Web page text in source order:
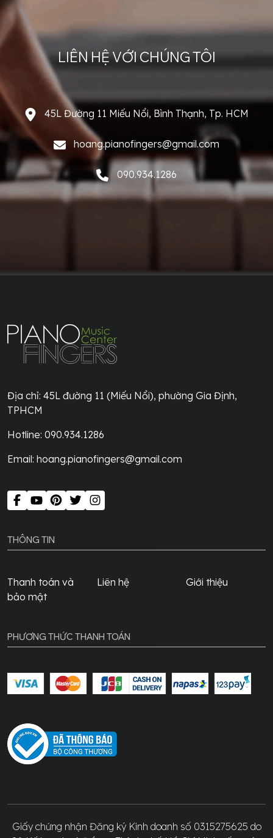
LIÊN HỆ VỚI CHÚNG TÔI
45L Đường 11 Miếu Nổi, Bình Thạnh, Tp. HCM
hoang.pianofingers@gmail.com
090.934.1286
Địa chỉ: 45L đường 11 (Miếu Nổi), phường Gia Định,
TPHCM
Hotline: 090.934.1286
Email: hoang.pianofingers@gmail.com
THÔNG TIN
Thanh toán và
bảo mật
Liên hệ Giới thiệu
PHƯƠNG THỨC THANH TOÁN
Giấy chứng nhận Đăng ký Kinh doanh số 0315275625 do